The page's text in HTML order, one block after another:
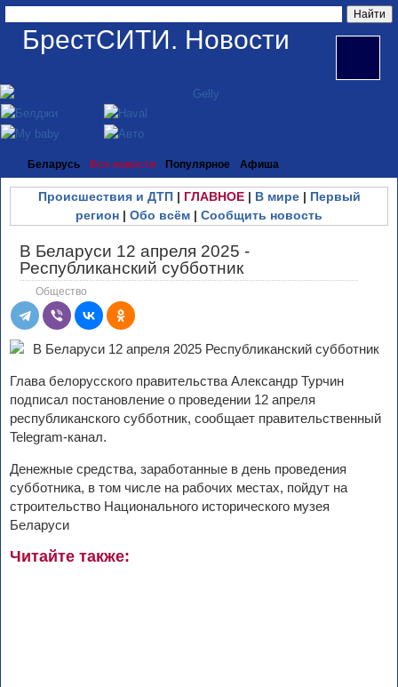
БрестСИТИ. Новости
Беларусь Все новости Популярное Афиша
Происшествия и ДТП| ГЛАВНОЕ| В мире| Первый
регион | Обо всём | Сообщить новость
В Беларуси 12 апреля 2025 -
Республиканский субботник
Общество
Глава белорусского правительства Александр Турчин
подписал постановление о проведении 12 апреля
республиканского субботник, сообщает правительственный
Telegram-канал.
Денежные средства, заработанные в день проведения
субботника, в том числе на рабочих местах, пойдут на
строительство Национального исторического музея
Беларуси
Читайте также: